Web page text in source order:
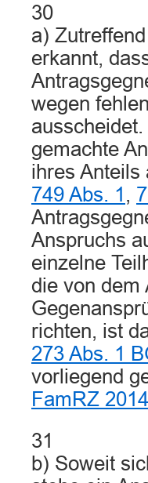
30
a)
erkannt,
wegen
gemachte
ihres
749 Abs. 1 ,
Anspruchs
einzelne
die von dem
richten, ist
273 Abs. 1
vorliegend
FamRZ
31
b) Soweit